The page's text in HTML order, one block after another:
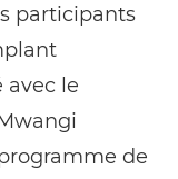
participants
avec le
de